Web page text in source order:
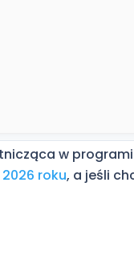
w
roku, a jeśli